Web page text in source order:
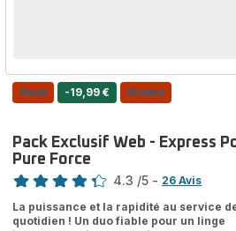
Pack -19,99 € Promo
Pack Exclusif Web - Express
Pure Force
Note
4.3 /5 - 26 Avis
La puissance et la rapidité au service
quotidien ! Un duo fiable pour un linge